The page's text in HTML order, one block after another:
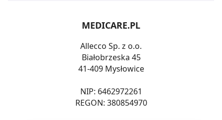
MEDICARE.PL
Allecco Sp. z o.o.
Białobrzeska 45
41-409 Mysłowice
NIP: 6462972261
REGON: 380854970